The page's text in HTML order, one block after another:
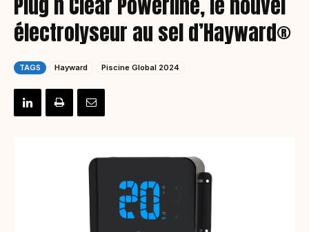
électrolyseur au sel d’Hayward®
TAGS Hayward Piscine Global 2024